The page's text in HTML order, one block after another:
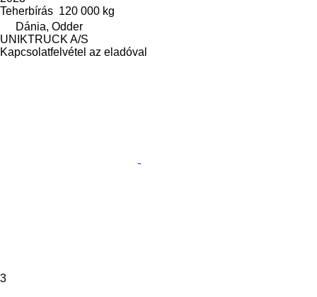
Teherbírás 120 000 kg
Dánia, Odder
UNIKTRUCK A/S
Kapcsolatfelvétel az eladóval
3